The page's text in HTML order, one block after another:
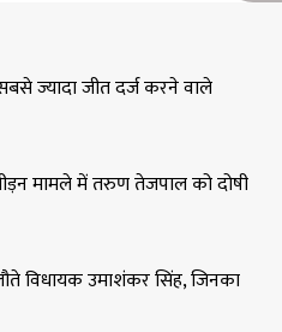
ज्यादा जीत दर्ज करने वाले
मामले में तरुण तेजपाल को दोषी
विधायक उमाशंकर सिंह, जिनका